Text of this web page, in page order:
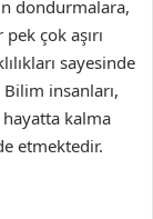
dondurmalara,
çok aşırı
sayesinde
insanları,
hayatta kalma
etmektedir.